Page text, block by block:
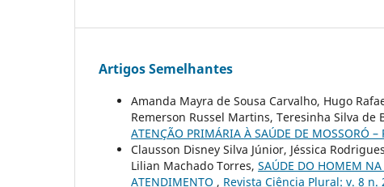
Artigos Semelhantes
Amanda Mayra de Sousa Carvalho, Hugo
Remerson Russel Martins, Teresinha Silva de
ATENÇÃO PRIMÁRIA À SAÚDE DE MOSSORÓ –
Clausson Disney Silva Júnior, Jéssica
Lilian Machado Torres, SAÚDE DO HOMEM NA
ATENDIMENTO , Revista Ciência Plural: v. 8